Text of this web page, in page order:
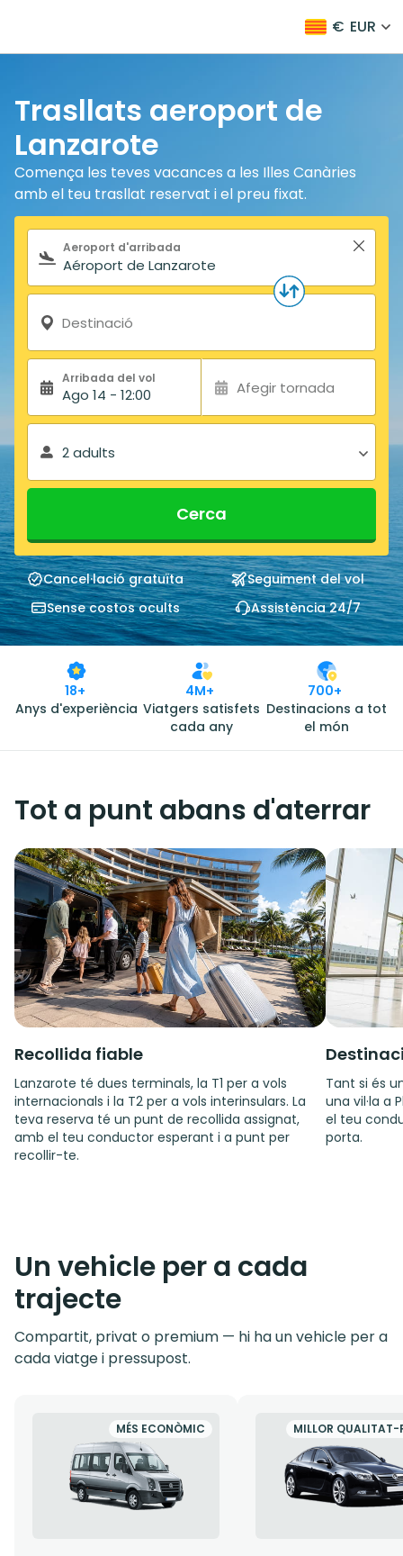
€ EUR
Trasllats aeroport de
Lanzarote
Comença les teves vacances a les Illes Canàries
amb el teu trasllat reservat i el preu fixat.
Formulari de cerca
Aeroport d'arribada
Destinació
Arribada del vol
Ago 14 - 12:00 Afegir tornada
2 adults
Cerca
Cancel·lació gratuïta
Seguiment del vol
Sense costos ocults
Assistència 24/7
18+
Anys d'experiència
4M+
Viatgers satisfets
cada any
700+
Destinacions a tot
el món
Tot a punt abans d'aterrar
Recollida fiable
Lanzarote té dues terminals, la T1 per a vols
internacionals i la T2 per a vols interinsulars. La
teva reserva té un punt de recollida assignat,
amb el teu conductor esperant i a punt per
recollir-te.
Tant si és
una vil·la a
el teu
porta.
Un vehicle per a cada
trajecte
Compartit, privat o premium — hi ha un vehicle per a
cada viatge i pressupost.
MÉS ECONÒMIC MILLOR QUALITAT-